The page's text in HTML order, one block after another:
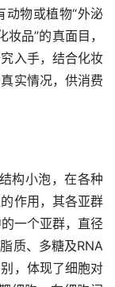
动物或植物“外泌
品”的真面目，
入手，结合化妆
实情况，供消费
构小泡，在各种
作用，其各亚群
一个亚群，直径
质、多糖及RNA
，体现了细胞对